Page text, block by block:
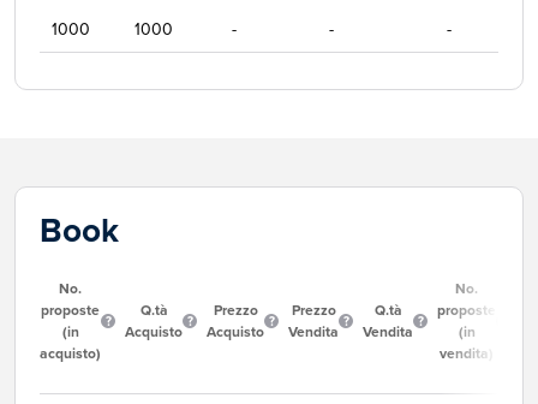
1000 1000 - - -
Book
No.
proposte
(in
acquisto)
Q.tà
Acquisto
Prezzo
Acquisto
Prezzo
Vendita
Q.tà
Vendita
No.
proposte
(in
vendita)